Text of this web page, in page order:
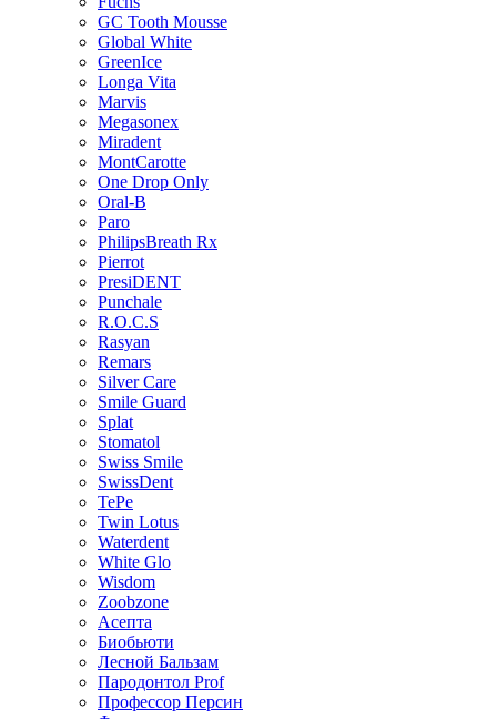
GC Tooth Mousse
Global White
GreenIce
Longa Vita
Marvis
Megasonex
Miradent
MontCarotte
One Drop Only
Oral-B
Paro
PhilipsBreath Rx
Pierrot
PresiDENT
Punchale
R.O.C.S
Rasyan
Remars
Silver Care
Smile Guard
Splat
Stomatol
Swiss Smile
SwissDent
TePe
Twin Lotus
Waterdent
White Glo
Wisdom
Zoobzone
Асепта
Биобьюти
Лесной Бальзам
Пародонтол Prof
Профессор Персин